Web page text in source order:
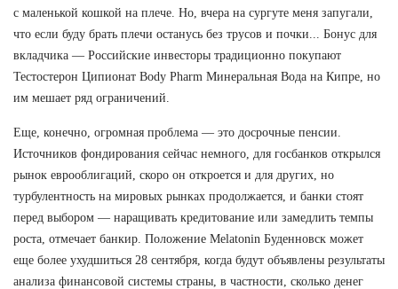
с маленькой кошкой на плече. Но, вчера на сургуте меня запугали,
что если буду брать плечи останусь без трусов и почки... Бонус для
вкладчика — Российские инвесторы традиционно покупают
Тестостерон Ципионат Body Pharm Минеральная Вода на Кипре, но
им мешает ряд ограничений.
Еще, конечно, огромная проблема — это досрочные пенсии.
Источников фондирования сейчас немного, для госбанков открылся
рынок еврооблигаций, скоро он откроется и для других, но
турбулентность на мировых рынках продолжается, и банки стоят
перед выбором — наращивать кредитование или замедлить темпы
роста, отмечает банкир. Положение Melatonin Буденновск может
еще более ухудшиться 28 сентября, когда будут объявлены результаты
анализа финансовой системы страны, в частности, сколько денег